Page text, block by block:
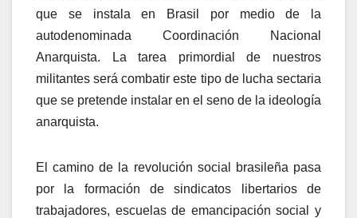
que se instala en Brasil por medio de la
autodenominada Coordinación Nacional
Anarquista. La tarea primordial de nuestros
militantes será combatir este tipo de lucha sectaria
que se pretende instalar en el seno de la ideología
anarquista.
El camino de la revolución social brasileña pasa
por la formación de sindicatos libertarios de
trabajadores, escuelas de emancipación social y